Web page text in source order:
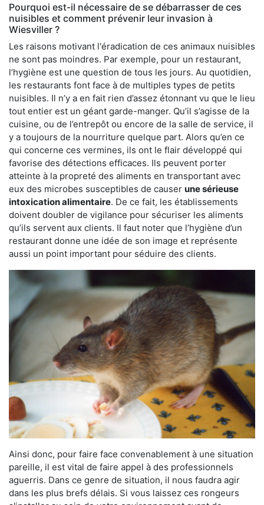
Pourquoi est-il nécessaire de se débarrasser de ces
nuisibles et comment prévenir leur invasion à
Wiesviller ?
Les raisons motivant l'éradication de ces animaux nuisibles
ne sont pas moindres. Par exemple, pour un restaurant,
l’hygiène est une question de tous les jours. Au quotidien,
les restaurants font face à de multiples types de petits
nuisibles. Il n’y a en fait rien d’assez étonnant vu que le lieu
tout entier est un géant garde-manger. Qu’il s’agisse de la
cuisine, ou de l’entrepôt ou encore de la salle de service, il
y a toujours de la nourriture quelque part. Alors qu’en ce
qui concerne ces vermines, ils ont le flair développé qui
favorise des détections efficaces. Ils peuvent porter
atteinte à la propreté des aliments en transportant avec
eux des microbes susceptibles de causer une sérieuse
intoxication alimentaire. De ce fait, les établissements
doivent doubler de vigilance pour sécuriser les aliments
qu’ils servent aux clients. Il faut noter que l’hygiène d’un
restaurant donne une idée de son image et représente
aussi un point important pour séduire des clients.
Ainsi donc, pour faire face convenablement à une situation
pareille, il est vital de faire appel à des professionnels
aguerris. Dans ce genre de situation, il nous faudra agir
dans les plus brefs délais. Si vous laissez ces rongeurs